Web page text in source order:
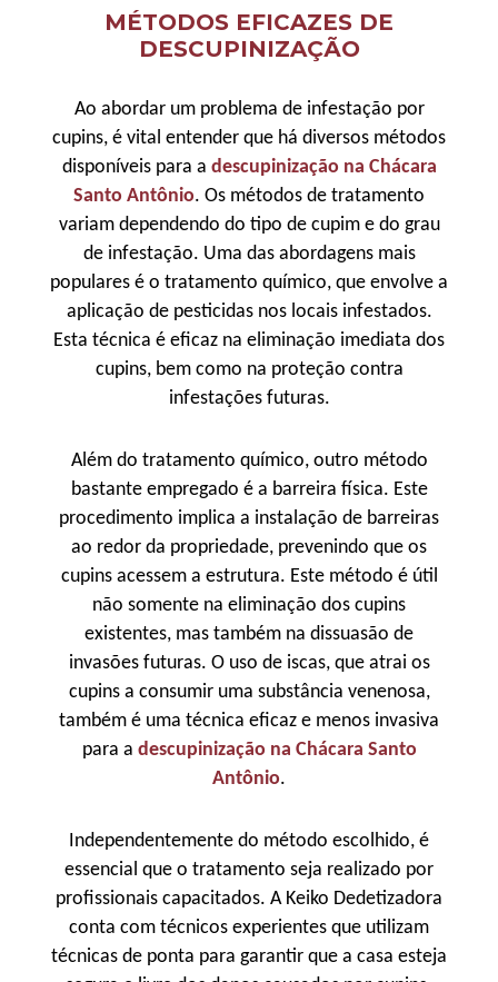
MÉTODOS EFICAZES DE
DESCUPINIZAÇÃO
Ao abordar um problema de infestação por
cupins, é vital entender que há diversos métodos
disponíveis para a descupinização na Chácara
Santo Antônio. Os métodos de tratamento
variam dependendo do tipo de cupim e do grau
de infestação. Uma das abordagens mais
populares é o tratamento químico, que envolve a
aplicação de pesticidas nos locais infestados.
Esta técnica é eficaz na eliminação imediata dos
cupins, bem como na proteção contra
infestações futuras.
Além do tratamento químico, outro método
bastante empregado é a barreira física. Este
procedimento implica a instalação de barreiras
ao redor da propriedade, prevenindo que os
cupins acessem a estrutura. Este método é útil
não somente na eliminação dos cupins
existentes, mas também na dissuasão de
invasões futuras. O uso de iscas, que atrai os
cupins a consumir uma substância venenosa,
também é uma técnica eficaz e menos invasiva
para a descupinização na Chácara Santo
Antônio.
Independentemente do método escolhido, é
essencial que o tratamento seja realizado por
profissionais capacitados. A Keiko Dedetizadora
conta com técnicos experientes que utilizam
técnicas de ponta para garantir que a casa esteja